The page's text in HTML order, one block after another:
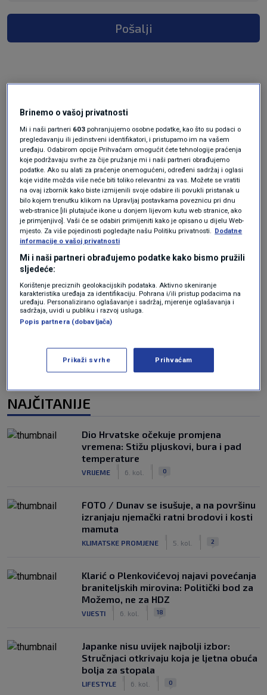
Pošalji
Oglas
Oglas
NAJČITANIJE
Dio Hrvatske očekuje promjena
vremena: Stižu pljuskovi, bura i pad
temperature
VRIJEME 6. kol. 0
FOTO / Dunav se isušuje, a na površinu
izranjaju njemački ratni brodovi i kosti
mamuta
KLIMATSKE PROMJENE 5. kol. 2
Klarić o Plenkovićevoj najavi povećanja
braniteljskih mirovina: Politički bod za
Možemo, ne za HDZ
VIJESTI 6. kol. 18
Japanke nisu uvijek najbolji izbor:
Stručnjaci otkrivaju koja je ljetna obuća
bolja za stopala
LIFESTYLE 6. kol. 0
Brinemo o vašoj privatnosti
Mi i naši partneri 603 pohranjujemo osobne podatke, kao što su podaci o
pregledavanju ili jedinstveni identifikatori, i pristupamo im na vašem
uređaju. Odabirom opcije Prihvaćam omogućit ćete tehnologije praćenja
koje podržavaju svrhe za čije pružanje mi i naši partneri obrađujemo
podatke. Ako su alati za praćenje onemogućeni, određeni sadržaj i oglasi
koje vidite možda više neće biti toliko relevantni za vas. Možete se vratiti
na ovaj izbornik kako biste izmijenili svoje odabire ili povukli pristanak u
bilo kojem trenutku klikom na Upravljaj postavkama poveznicu pri dnu
web-stranice [ili plutajuće ikone u donjem lijevom kutu web stranice, ako
je primjenjivo]. Vaši će se odabiri primijeniti kako je opisano u dijelu Web-
mjesto. Za više pojedinosti pogledajte našu Politiku privatnosti. Dodatne
informacije o vašoj privatnosti
Mi i naši partneri obrađujemo podatke kako bismo pružili
sljedeće:
Korištenje preciznih geolokacijskih podataka. Aktivno skeniranje
karakteristika uređaja za identifikaciju. Pohrana i/ili pristup podacima na
uređaju. Personalizirano oglašavanje i sadržaj, mjerenje oglašavanja i
sadržaja, uvidi u publiku i razvoj usluga.
Popis partnera (dobavljača)
Prikaži svrhe Prihvaćam